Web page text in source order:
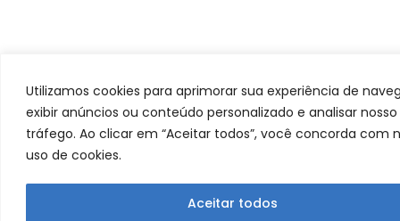
Utilizamos cookies para aprimorar sua experiência de
exibir anúncios ou conteúdo personalizado e analisar nosso
tráfego. Ao clicar em “Aceitar todos”, você concorda com
uso de cookies.
Aceitar todos